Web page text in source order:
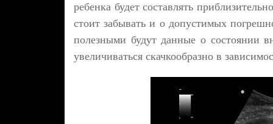
ребенка будет составлять
стоит забывать и о допустимых
полезными будут данные о состоянии
увеличиваться скачкообразно в